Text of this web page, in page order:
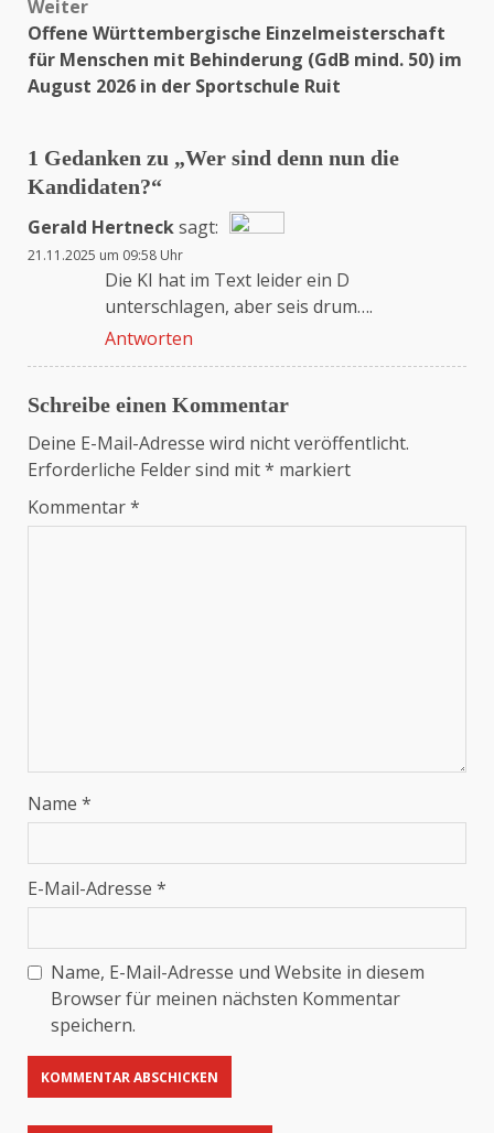
Weiter
Offene Württembergische Einzelmeisterschaft
für Menschen mit Behinderung (GdB mind. 50) im
August 2026 in der Sportschule Ruit
1 Gedanken zu „Wer sind denn nun die
Kandidaten?“
Gerald Hertnecksagt:
Das „Echte-Person“-Abzeichen!
Anti-Spam von CleanTalk
21.11.2025 um 09:58 Uhr
Die KI hat im Text leider ein D
unterschlagen, aber seis drum….
Antworten
Schreibe einen Kommentar
Deine E-Mail-Adresse wird nicht veröffentlicht.
Erforderliche Felder sind mit* markiert
Kommentar*
Name *
E-Mail-Adresse *
Name, E-Mail-Adresse und Website in diesem
Browser für meinen nächsten Kommentar
speichern.